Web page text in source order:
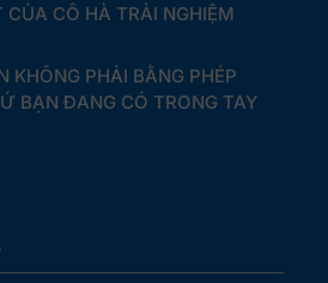
CỦA CÔ HÀ TRẢI NGHIỆM
KHÔNG PHẢI BẰNG PHÉP
BẠN ĐANG CÓ TRONG TAY